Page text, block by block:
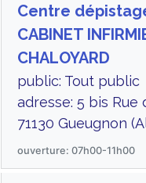
Centre
CABINET
CHALOYARD
public: Tout public
adresse: 5 bis
71130 Gueugnon
ouverture: 07h00-11h00